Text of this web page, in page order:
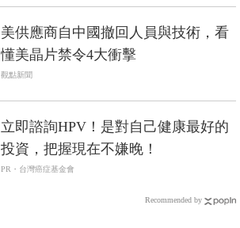
美供應商自中國撤回人員與技術，看
懂美晶片禁令4大衝擊
觀點新聞
立即諮詢HPV！是對自己健康最好的
投資，把握現在不嫌晚！
PR・台灣癌症基金會
Recommended by